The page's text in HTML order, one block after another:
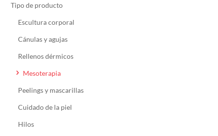
Tipo de producto
Escultura corporal
Cánulas y agujas
Rellenos dérmicos
Mesoterapia
Peelings y mascarillas
Cuidado de la piel
Hilos